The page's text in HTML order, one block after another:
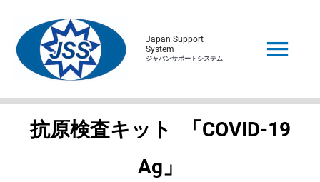
Japan Support
System
ジャパンサポートシステム
抗原検査キット
「COVID-19
Ag」